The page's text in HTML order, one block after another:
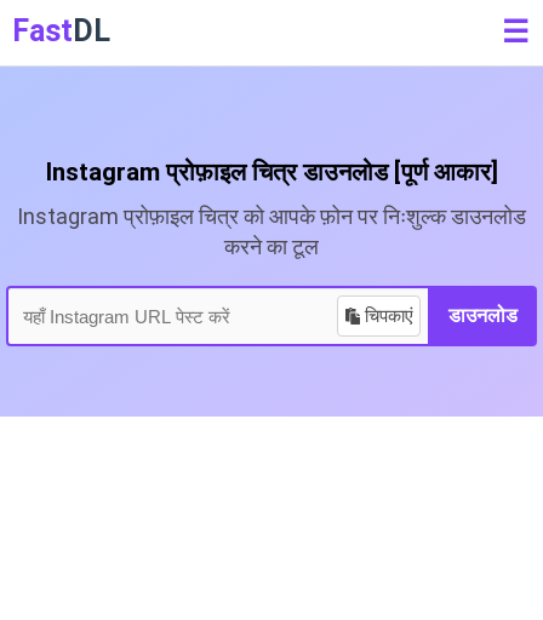
Fast DL ☰
Instagram प्रोफ़ाइल चित्र डाउनलोड [पूर्ण आकार]
Instagram प्रोफ़ाइल चित्र को आपके फ़ोन पर निःशुल्क डाउनलोड
करने का टूल
चिपकाएं डाउनलोड